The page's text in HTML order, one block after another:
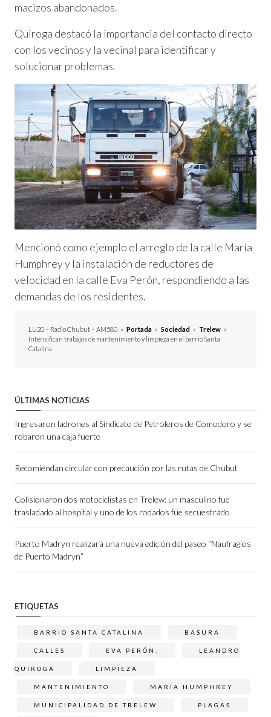
macizos abandonados.
Quiroga destacó la importancia del contacto directo
con los vecinos y la vecinal para identificar y
solucionar problemas.
Mencionó como ejemplo el arreglo de la calle María
Humphrey y la instalación de reductores de
velocidad en la calle Eva Perón, respondiendo a las
demandas de los residentes.
LU20 – Radio Chubut – AM580 » Portada » Sociedad » Trelew »
Intensifican trabajos de mantenimiento y limpieza en el barrio Santa
Catalina
ÚLTIMAS NOTICIAS
Ingresaron ladrones al Sindicato de Petroleros de Comodoro y se
robaron una caja fuerte
Recomiendan circular con precaución por las rutas de Chubut
Colisionaron dos motociclistas en Trelew: un masculino fue
trasladado al hospital y uno de los rodados fue secuestrado
Puerto Madryn realizará una nueva edición del paseo “Naufragios
de Puerto Madryn”
ETIQUETAS
BARRIO SANTA CATALINA BASURA
CALLES EVA PERÓN. LEANDRO
QUIROGA LIMPIEZA
MANTENIMIENTO MARÍA HUMPHREY
MUNICIPALIDAD DE TRELEW PLAGAS